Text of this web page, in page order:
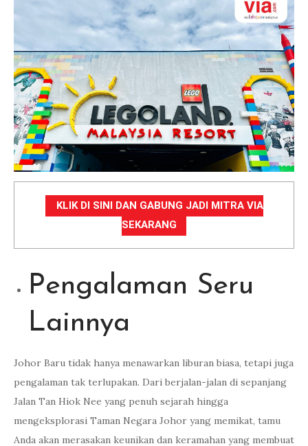
KLIK DI SINI DAN GABUNG JADI MITRA VIA
SEKARANG
Pengalaman Seru
Lainnya
Johor Baru tidak hanya menawarkan liburan biasa, tetapi juga
pengalaman tak terlupakan. Dari berjalan-jalan di sepanjang
Jalan Tan Hiok Nee yang penuh sejarah hingga
mengeksplorasi Taman Negara Johor yang memikat, tamu
Anda akan merasakan keunikan dan keramahan yang membuat